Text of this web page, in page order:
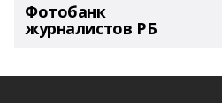
Фотобанк
журналистов РБ